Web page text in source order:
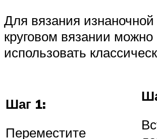
Для вязания изнаночной
круговом вязании можно
использовать
Шаг 1:
Переместите